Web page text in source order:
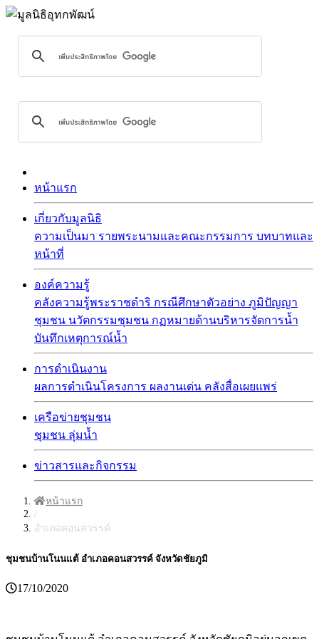
หน้าแรก
เกี่ยวกับมูลนิธิ
ความเป็นมา รายพระนามและคณะกรรมการ บทบาทและ
หน้าที่
องค์ความรู้
คลังความรู้พระราชดำริ กรณีศึกษาตัวอย่าง ภูมิปัญญา
ชุมชน นวัตกรรมชุมชน กฏหมายด้านบริหารจัดการน้ำ
บันทึกเหตุการณ์น้ำ
การดำเนินงาน
ผลการดำเนินโครงการ ผลงานเด่น คลังสื่อเผยแพร่
เครือข่ายชุมชน
ชุมชน ลุ่มน้ำ
ข่าวสารและกิจกรรม
หน้าแรก
/
อำเภอคอนสวรรค์
ชุมชนบ้านโนนแต้ อำเภอคอนสวรรค์ จังหวัดชัยภูมิ
17/10/2020